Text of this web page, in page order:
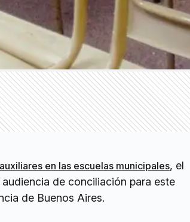
en las escuelas municipales, el
de conciliación para este
de Buenos Aires.